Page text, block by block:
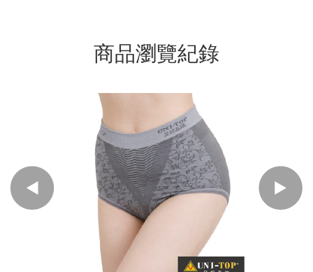
商品瀏覽紀錄